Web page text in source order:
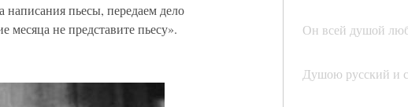
Он всей душой
Душою русский и
написания пьесы, передаем дело
месяца не представите пьесу».